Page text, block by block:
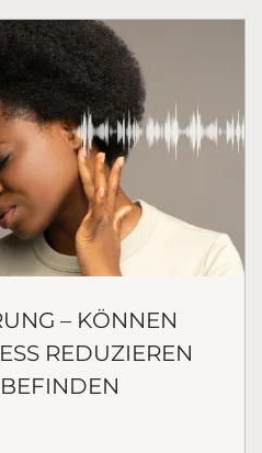
– KÖNNEN
REDUZIEREN